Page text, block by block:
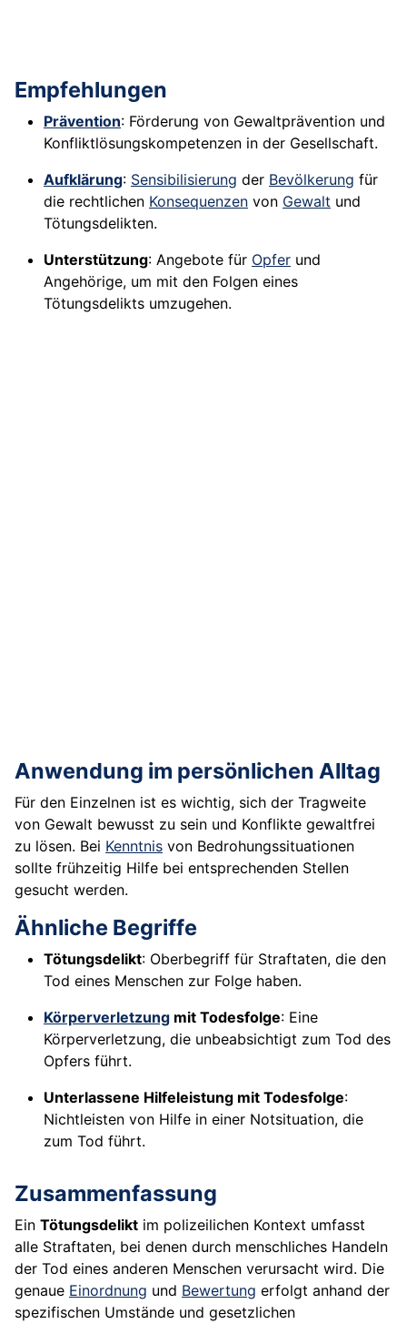
Empfehlungen
Prävention: Förderung von Gewaltprävention und
Konfliktlösungskompetenzen in der Gesellschaft.
Aufklärung: Sensibilisierung der Bevölkerung für
die rechtlichen Konsequenzen von Gewalt und
Tötungsdelikten.
Unterstützung: Angebote für Opfer und
Angehörige, um mit den Folgen eines
Tötungsdelikts umzugehen.
Anwendung im persönlichen Alltag
Für den Einzelnen ist es wichtig, sich der Tragweite
von Gewalt bewusst zu sein und Konflikte gewaltfrei
zu lösen. Bei Kenntnis von Bedrohungssituationen
sollte frühzeitig Hilfe bei entsprechenden Stellen
gesucht werden.
Ähnliche Begriffe
Tötungsdelikt: Oberbegriff für Straftaten, die den
Tod eines Menschen zur Folge haben.
Körperverletzung mit Todesfolge: Eine
Körperverletzung, die unbeabsichtigt zum Tod des
Opfers führt.
Unterlassene Hilfeleistung mit Todesfolge:
Nichtleisten von Hilfe in einer Notsituation, die
zum Tod führt.
Zusammenfassung
Ein Tötungsdelikt im polizeilichen Kontext umfasst
alle Straftaten, bei denen durch menschliches Handeln
der Tod eines anderen Menschen verursacht wird. Die
genaue Einordnung und Bewertung erfolgt anhand der
spezifischen Umstände und gesetzlichen